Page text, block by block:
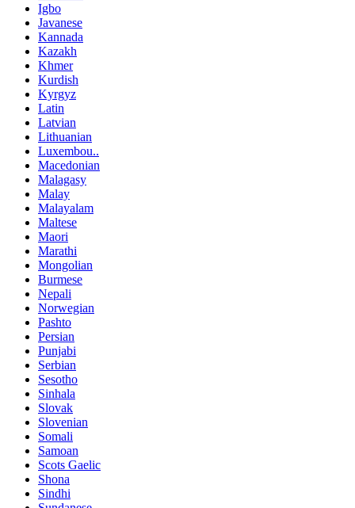
Igbo
Javanese
Kannada
Kazakh
Khmer
Kurdish
Kyrgyz
Latin
Latvian
Lithuanian
Luxembou..
Macedonian
Malagasy
Malay
Malayalam
Maltese
Maori
Marathi
Mongolian
Burmese
Nepali
Norwegian
Pashto
Persian
Punjabi
Serbian
Sesotho
Sinhala
Slovak
Slovenian
Somali
Samoan
Scots Gaelic
Shona
Sindhi